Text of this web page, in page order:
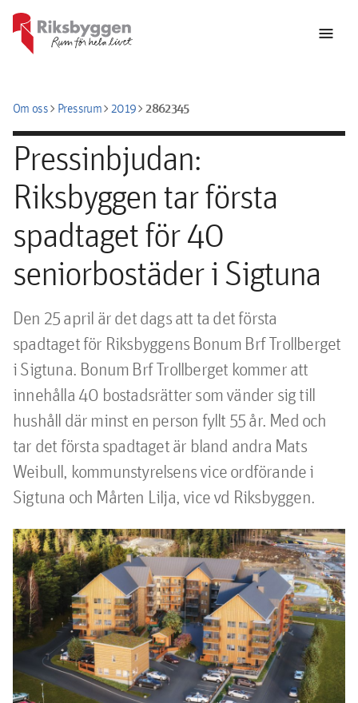
menu
Om osschevron_rightPressrumchevron_right2019chevron_right2862345
Pressinbjudan:
Riksbyggen tar första
spadtaget för 40
seniorbostäder i Sigtuna
Den 25 april är det dags att ta det första
spadtaget för Riksbyggens Bonum Brf Trollberget
i Sigtuna. Bonum Brf Trollberget kommer att
innehålla 40 bostadsrätter som vänder sig till
hushåll där minst en person fyllt 55 år. Med och
tar det första spadtaget är bland andra Mats
Weibull, kommunstyrelsens vice ordförande i
Sigtuna och Mårten Lilja, vice vd Riksbyggen.